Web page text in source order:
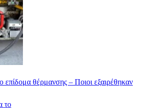
επίδομα θέρμανσης – Ποιοι εξαιρέθηκαν